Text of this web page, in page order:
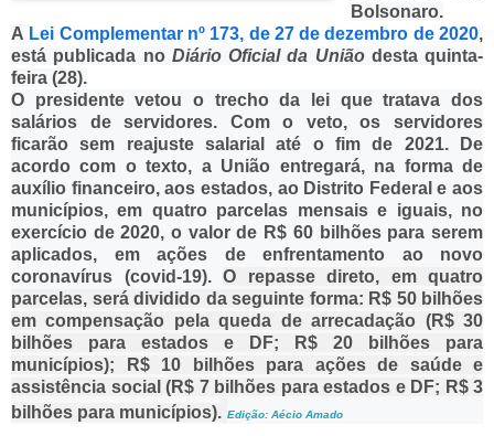
Bolsonaro.
A Lei Complementar nº 173, de 27 de dezembro de 2020,
está publicada no Diário Oficial da União desta quinta-
feira (28).
O presidente vetou o trecho da lei que tratava dos
salários de servidores. Com o veto, os servidores
ficarão sem reajuste salarial até o fim de 2021. De
acordo com o texto, a União entregará, na forma de
auxílio financeiro, aos estados, ao Distrito Federal e aos
municípios, em quatro parcelas mensais e iguais, no
exercício de 2020, o valor de R$ 60 bilhões para serem
aplicados, em ações de enfrentamento ao novo
coronavírus (covid-19). O repasse direto, em quatro
parcelas, será dividido da seguinte forma: R$ 50 bilhões
em compensação pela queda de arrecadação (R$ 30
bilhões para estados e DF; R$ 20 bilhões para
municípios);
R$ 10 bilhões para ações de saúde e
assistência social (R$ 7 bilhões para estados e DF; R$ 3
bilhões para municípios). Edição: Aécio Amado